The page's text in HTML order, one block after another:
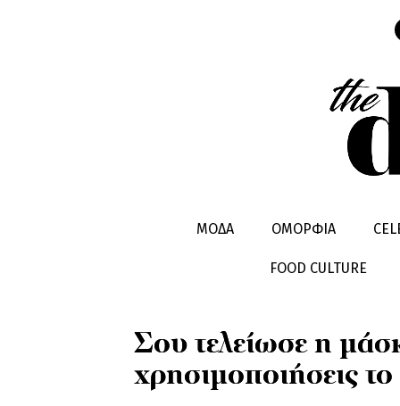
ΜΟΔΑ ΟΜΟΡΦΙΑ
FOOD CULTURE
LIFESTYLE
Σου τελείωσε η
χρησιμοποιήσεις